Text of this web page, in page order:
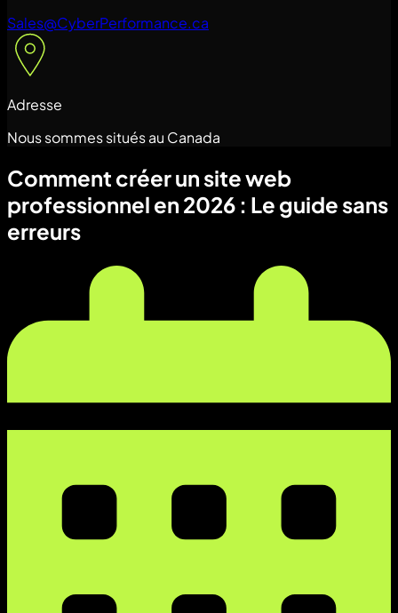
Sales@CyberPerformance.ca
Adresse
Nous sommes situés au Canada
Comment créer un site web
professionnel en 2026 : Le guide sans
erreurs